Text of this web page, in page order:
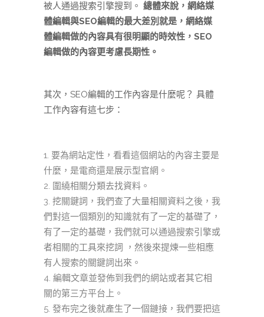
被人通過搜索引擎搜到。 總體來說，網絡媒
體編輯與SEO編輯的最大差別就是，網絡媒
體編輯做的內容具有很明顯的時效性，SEO
編輯做的內容更考慮長期性。
其次，SEO編輯的工作內容是什麼呢？ 具體
工作內容有這七步：
要為網站定性，看看這個網站的內容主要是
什麼，是電商還是展示型官網。
圍繞相關分類去找資料。
挖關鍵詞，我們查了大量相關資料之後，我
們對這一個類別的知識就有了一定的基礎了，
有了一定的基礎，我們就可以通過搜索引擎或
者相關的工具來挖詞 ，然後來提煉一些相應
有人搜索的關鍵詞出來。
編輯文章並發佈到我們的網站或者其它相
關的第三方平台上。
發布完之後就產生了一個鏈接，我們要把這